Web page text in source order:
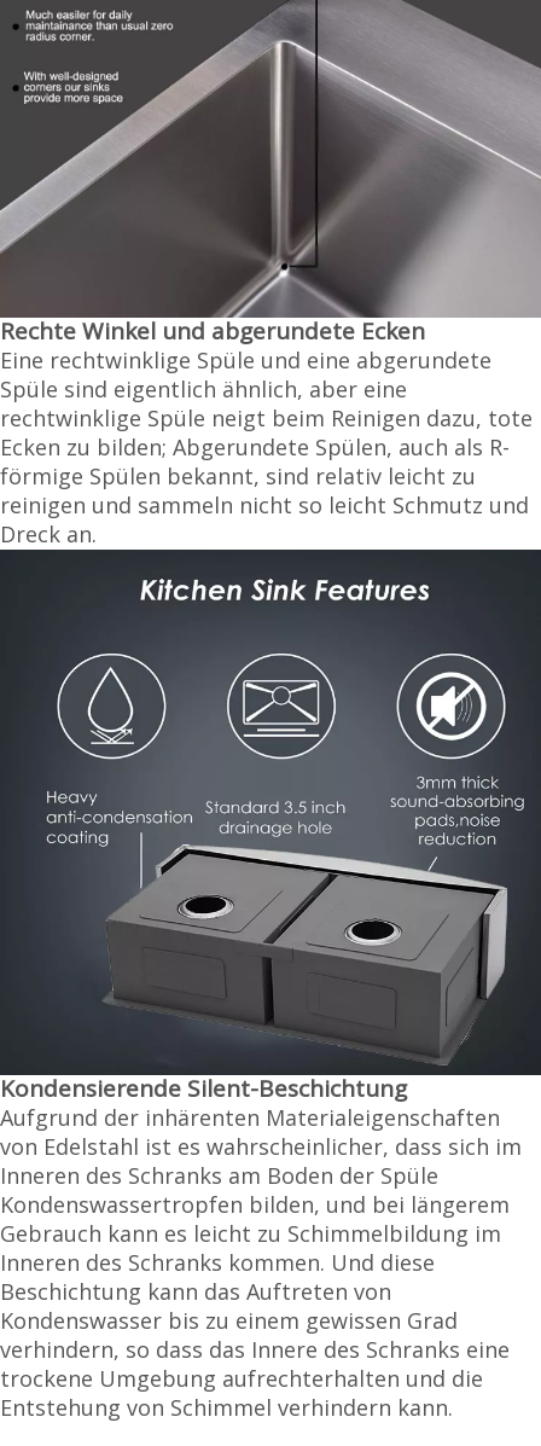
Rechte Winkel und abgerundete Ecken
Eine rechtwinklige Spüle und eine abgerundete
Spüle sind eigentlich ähnlich, aber eine
rechtwinklige Spüle neigt beim Reinigen dazu, tote
Ecken zu bilden; Abgerundete Spülen, auch als R-
förmige Spülen bekannt, sind relativ leicht zu
reinigen und sammeln nicht so leicht Schmutz und
Dreck an.
Kondensierende Silent-Beschichtung
Aufgrund der inhärenten Materialeigenschaften
von Edelstahl ist es wahrscheinlicher, dass sich im
Inneren des Schranks am Boden der Spüle
Kondenswassertropfen bilden, und bei längerem
Gebrauch kann es leicht zu Schimmelbildung im
Inneren des Schranks kommen. Und diese
Beschichtung kann das Auftreten von
Kondenswasser bis zu einem gewissen Grad
verhindern, so dass das Innere des Schranks eine
trockene Umgebung aufrechterhalten und die
Entstehung von Schimmel verhindern kann.